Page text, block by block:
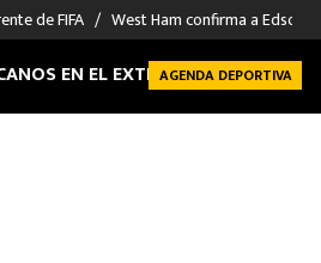
de FIFA West Ham confirma a Edson
EN EL EXTRANJERO FUTBOL
AGENDA DEPORTIVA